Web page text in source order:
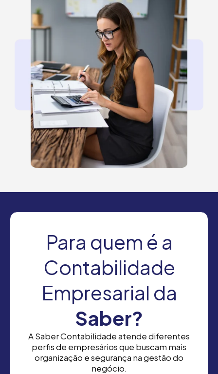
Para quem é a
Contabilidade
Empresarial da
Saber?
A Saber Contabilidade atende diferentes
perfis de empresários que buscam mais
organização e segurança na gestão do
negócio.